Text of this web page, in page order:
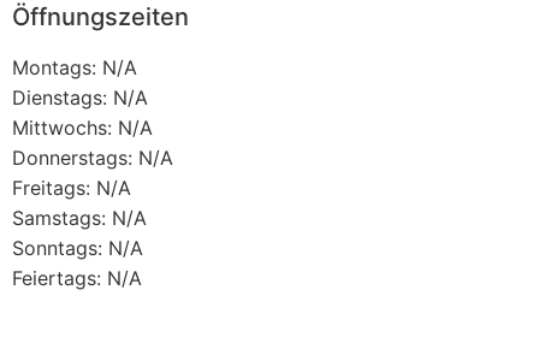
Öffnungszeiten
Montags: N/A
Dienstags: N/A
Mittwochs: N/A
Donnerstags: N/A
Freitags: N/A
Samstags: N/A
Sonntags: N/A
Feiertags: N/A